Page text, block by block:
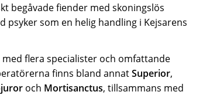
begåvade fiender med skoningslös
psyker som en helig handling i Kejsarens
flera specialister och omfattande
finns bland annatSuperior,
och Mortisanctus, tillsammans med